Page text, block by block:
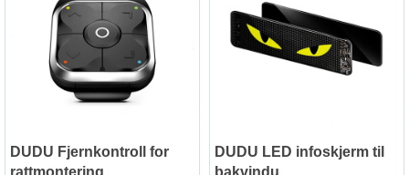
DUDU Fjernkontroll for
rattmontering
DUDU LED infoskjerm til
bakvindu